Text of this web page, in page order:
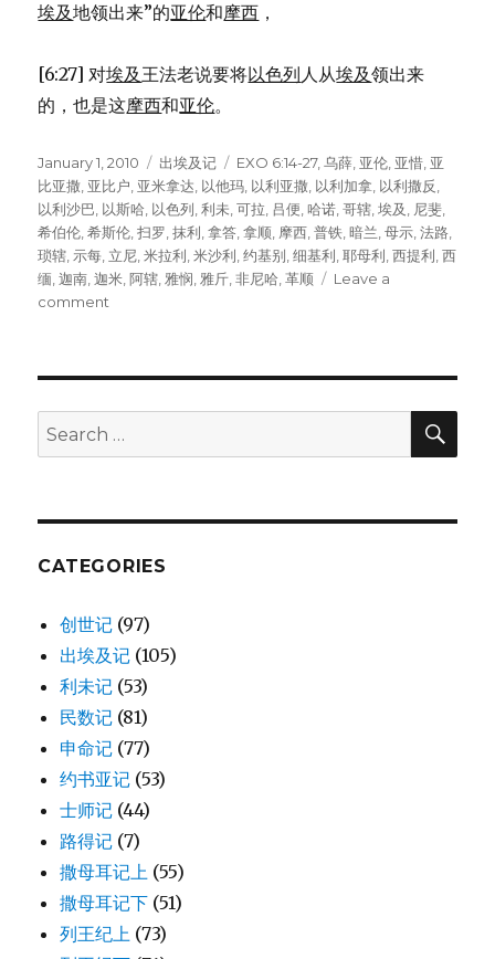
埃及地领出来”的亚伦和摩西 ，
[6:27] 对埃及王法老说要将以色列人从埃及领出来
的，也是这摩西和亚伦。
Posted
on
January 1, 2010 Categories
出埃及记 Tags
EXO 6:14-27,乌薛 亚伦 亚惜 亚
比亚撒 亚比户 亚米拿达 以他玛 以利亚撒 以利加拿 以利撒反
以利沙巴 以斯哈 以色列 ,利未 ,可拉 吕便 ,哈诺 ,哥辖 ,埃及 尼斐
希伯伦 ,希斯伦 ,扫罗 ,抹利 ,拿答 ,拿顺 摩西 ,普铁 ,暗兰 ,母示 ,法路
琐辖 示每 立尼 ,米拉利 ,米沙利 ,约基别 ,细基利 ,耶母利 ,西提利 ,西
缅 ,迦南 ,迦米 ,阿辖 雅悯 雅斤 ,非尼哈 ,革顺
Leave a
comment
西
的
27)
Search
for:
CATEGORIES
创世记 (97)
出埃及记 (105)
利未记 (53)
民数记 (81)
申命记 (77)
约书亚记 (53)
士师记 (44)
路得记 (7)
撒母耳记上 (55)
撒母耳记下 (51)
列王纪上 (73)